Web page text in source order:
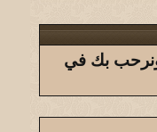
ونرحب بك في